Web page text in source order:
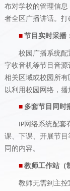
布对学校的管理信
者全区广播讲话。打
■ 节目实时采播
校园广播系统
字收音机等节目音源
相关区域或校园所有
以利用校园网络，播
■ 多套节目同时
IP网络系统配套
课、下课、开展节
同的内容。
■ 教师工作站（
教师无需到主